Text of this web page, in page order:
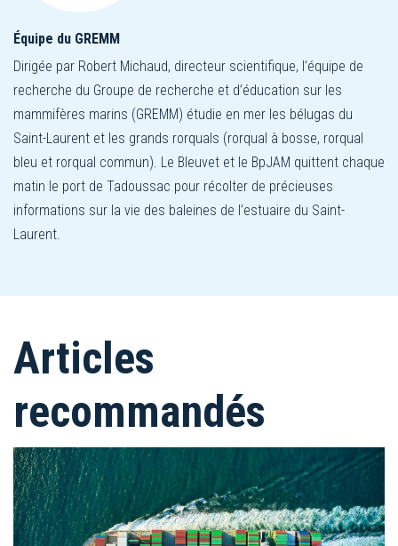
Équipe du GREMM
Dirigée par Robert Michaud, directeur scientifique, l’équipe de
recherche du Groupe de recherche et d’éducation sur les
mammifères marins (GREMM) étudie en mer les bélugas du
Saint-Laurent et les grands rorquals (rorqual à bosse, rorqual
bleu et rorqual commun). Le Bleuvet et le BpJAM quittent chaque
matin le port de Tadoussac pour récolter de précieuses
informations sur la vie des baleines de l’estuaire du Saint-
Laurent.
Articles
recommandés